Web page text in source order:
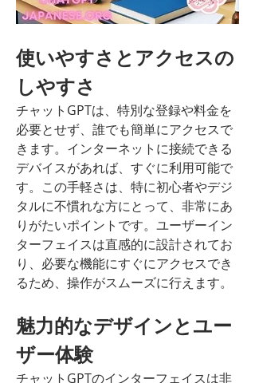
使いやすさとアクセスの
しやすさ
チャットGPTは、特別な登録や料金を
必要とせず、誰でも簡単にアクセスで
きます。インターネットに接続できる
デバイスがあれば、すぐに利用可能で
す。この手軽さは、特に初心者やデジ
タルに不慣れな方にとって、非常にあ
りがたいポイントです。ユーザーイン
ターフェイスは直感的に設計されてお
り、必要な機能にすぐにアクセスでき
るため、操作がスムーズに行えます。
魅力的なデザインとユー
ザー体験
チャットGPTのインターフェイスは非